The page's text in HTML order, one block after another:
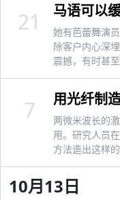
马语可以
她有芭蕾舞演
除客户内心深
震撼，有时甚
21
用光纤制
两微米波长的
用。研究人员
方法造出这样的
7
10月13日